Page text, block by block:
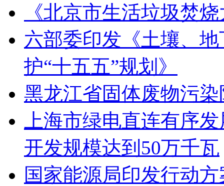
《北京市生活垃圾焚
六部委印发《土壤、
护“十五五”规划》
黑龙江省固体废物污
上海市绿电直连有序
开发规模达到50万千瓦
国家能源局印发行动